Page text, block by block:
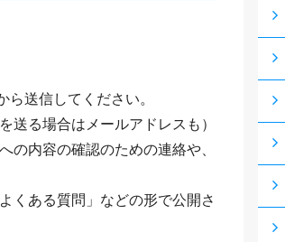
送信してください。
送る場合はメールアドレスも）
の内容の確認のための連絡や、
くある質問」などの形で公開さ